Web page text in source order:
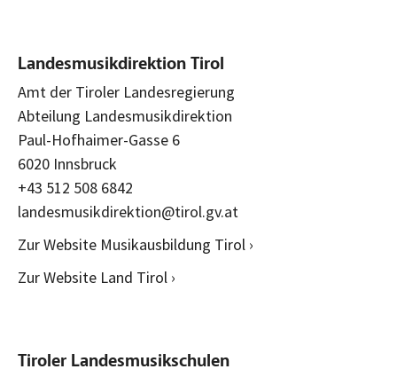
Landesmusikdirektion Tirol
Amt der Tiroler Landesregierung
Abteilung Landesmusikdirektion
Paul-Hofhaimer-Gasse 6
6020 Innsbruck
+43 512 508 6842
landesmusikdirektion@tirol.gv.at
Zur Website Musikausbildung Tirol ›
Zur Website Land Tirol ›
Tiroler Landesmusikschulen